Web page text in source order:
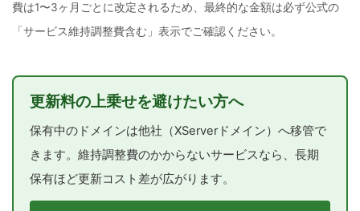
費は1〜3ヶ月ごとに改定されるため、最終的な金額は必ず公式の
「サービス維持調整費含む」表示でご確認ください。
更新料の上乗せを避けたい方へ
保有中のドメインは他社（XServerドメイン）へ移管で
きます。維持調整費のかからないサービスなら、長期
保有ほど更新コスト差が広がります。